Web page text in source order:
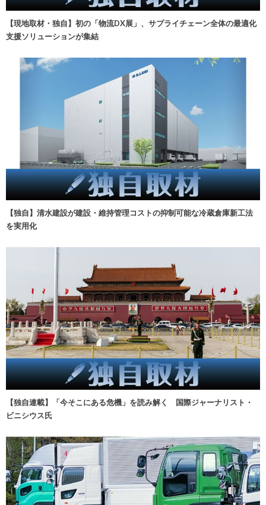
【現地取材・独自】初の「物流DX展」、サプライチェーン全体の最適化
支援ソリューションが集結
【独自】清水建設が建設・維持管理コストの抑制可能な冷蔵倉庫新工法
を実用化
【独自連載】「今そこにある危機」を読み解く 国際ジャーナリスト・
ビニシウス氏